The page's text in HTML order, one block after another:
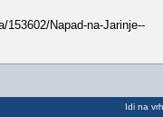
Napad-na-Jarinje--
Idi na vrh